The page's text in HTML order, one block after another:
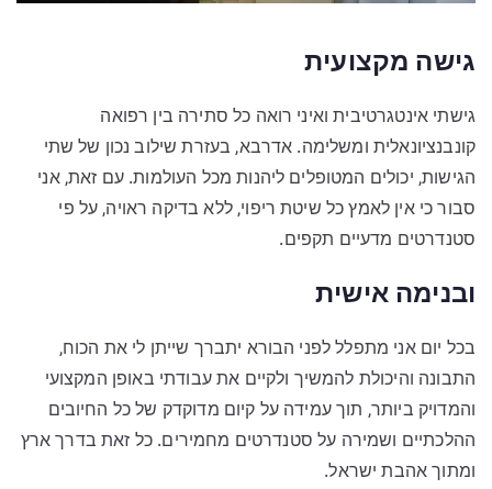
גישה מקצועית
גישתי אינטגרטיבית ואיני רואה כל סתירה בין רפואה
קונבנציונאלית ומשלימה. אדרבא, בעזרת שילוב נכון של שתי
הגישות, יכולים המטופלים ליהנות מכל העולמות. עם זאת, אני
סבור כי אין לאמץ כל שיטת ריפוי, ללא בדיקה ראויה, על פי
סטנדרטים מדעיים תקפים.
ובנימה אישית
בכל יום אני מתפלל לפני הבורא יתברך שייתן לי את הכוח,
התבונה והיכולת להמשיך ולקיים את עבודתי באופן המקצועי
והמדויק ביותר, תוך עמידה על קיום מדוקדק של כל החיובים
ההלכתיים ושמירה על סטנדרטים מחמירים. כל זאת בדרך ארץ
ומתוך אהבת ישראל.